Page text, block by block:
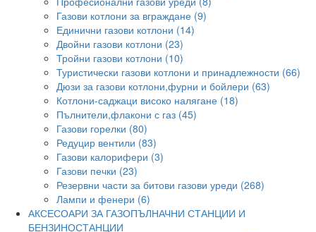
Газови котлони за вграждане (9)
Единични газови котлони (14)
Двойни газови котлони (23)
Тройни газови котлони (10)
Туристически газови котлони и принадлежности (66)
Дюзи за газови котлони,фурни и бойлери (63)
Котлони-саджаци високо налягане (18)
Пълнители,флакони с газ (45)
Газови горелки (80)
Редуцир вентили (83)
Газови калорифери (3)
Газови печки (23)
Резервни части за битови газови уреди (268)
Лампи и фенери (6)
АКСЕСОАРИ ЗА ГАЗОПЪЛНАЧНИ СТАНЦИИ И
БЕНЗИНОСТАНЦИИ